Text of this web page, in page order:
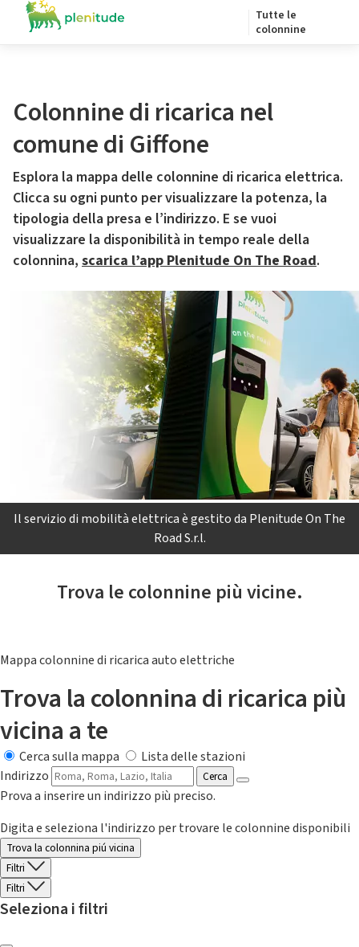
Tutte le
colonnine
Colonnine di ricarica nel
comune di Giffone
Esplora la mappa delle colonnine di ricarica elettrica.
Clicca su ogni punto per visualizzare la potenza, la
tipologia della presa e l’indirizzo. E se vuoi
visualizzare la disponibilità in tempo reale della
colonnina, scarica l’app Plenitude On The Road.
Il servizio di mobilità elettrica è gestito da Plenitude On The
Road S.r.l.
Trova le colonnine più vicine.
Mappa colonnine di ricarica auto elettriche
Trova la colonnina di ricarica più
vicina a te
Cerca sulla mappa
Lista delle stazioni
Indirizzo
Cerca
Prova a inserire un indirizzo più preciso.
Digita e seleziona l'indirizzo per trovare le colonnine disponibili
Trova la colonnina piú vicina
Filtri
Filtri
Seleziona i filtri